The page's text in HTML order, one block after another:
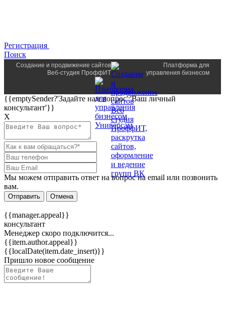
Регистрация
Поиск
Создание и продвижение сайтов
Веб-студия ПроффИТ
Платформа для
управления бизнесом
{{emptySender?'Задайте нам вопрос':'Ваш личный
консультант'}}
Х
Мы можем отправить ответ на вопрос на email или позвонить
вам.
Отправить Отмена
{{manager.appeal}}
консультант
Менеджер скоро подключится...
{{item.author.appeal}}
{{localDate(item.date_insert)}}
Пришло новое сообщение